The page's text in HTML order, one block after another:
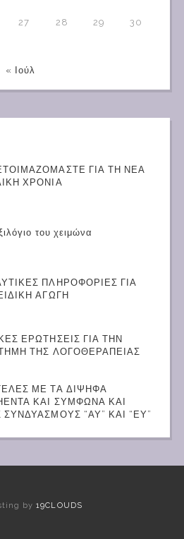
27 28 29 30
« Ιούλ
ΓΙΑ ΤΗ ΝΕΑ
ΧΡΟΝΙΑ
του χειμώνα
ΠΛΗΡΟΦΟΡΙΕΣ ΓΙΑ
ΑΓΩΓΗ
ΕΡΩΤΗΣΕΙΣ ΓΙΑ ΤΗΝ
ΤΗΣ ΛΟΓΟΘΕΡΑΠΕΙΑΣ
ΜΕ ΤΑ ΔΙΨΗΦΑ
ΚΑΙ ΣΥΜΦΩΝΑ ΚΑΙ
ΣΥΝΔΥΑΣΜΟΥΣ “ΑΥ” ΚΑΙ “ΕΥ”
by19CLOUDS